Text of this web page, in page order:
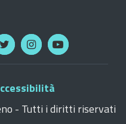
- Tutti i diritti riservati